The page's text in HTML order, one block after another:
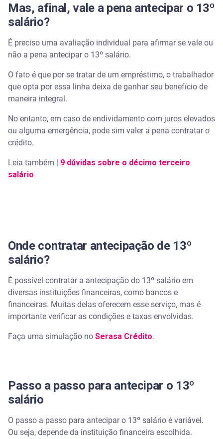
Mas, afinal, vale a pena antecipar o 13º
salário?
É preciso uma avaliação individual para afirmar se vale ou
não a pena antecipar o 13º salário.
O fato é que por se tratar de um empréstimo, o trabalhador
que opta por essa linha deixa de ganhar seu benefício de
maneira integral.
No entanto, em caso de endividamento com juros elevados
ou alguma emergência, pode sim valer a pena contratar o
crédito.
Leia também | 9 dúvidas sobre o décimo terceiro
salário
Onde contratar antecipação de 13º
salário?
É possível contratar a antecipação do 13º salário em
diversas instituições financeiras, como bancos e
financeiras. Muitas delas oferecem esse serviço, mas é
importante verificar as condições e taxas envolvidas.
Faça uma simulação no Serasa Crédito.
Passo a passo para antecipar o 13º
salário
O passo a passo para antecipar o 13º salário é variável.
Ou seja, depende da instituição financeira escolhida.